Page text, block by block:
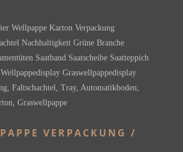
VERPACKUNG /